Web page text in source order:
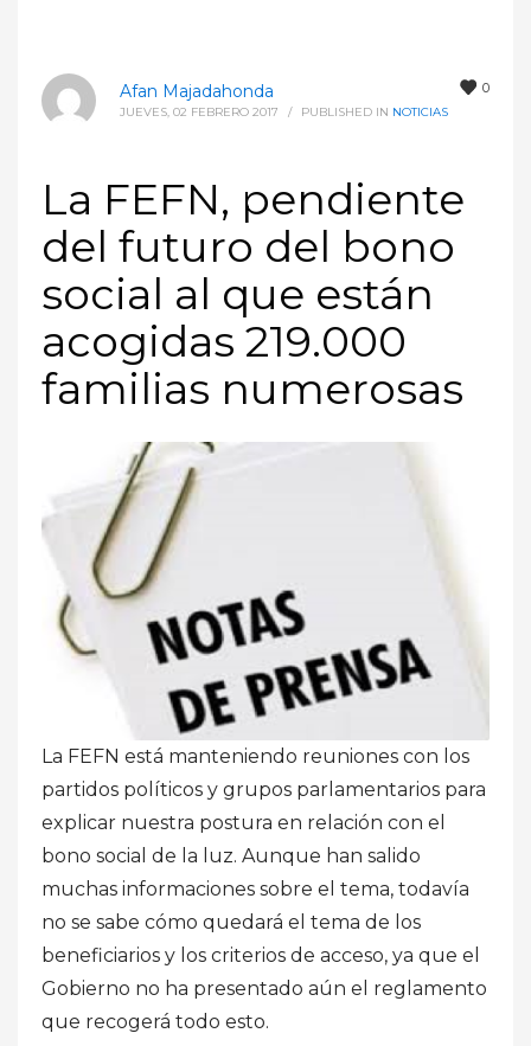
0
Afan Majadahonda
JUEVES, 02 FEBRERO 2017 / PUBLISHED IN NOTICIAS
La FEFN, pendiente
del futuro del bono
social al que están
acogidas 219.000
familias numerosas
La FEFN está manteniendo reuniones con los
partidos políticos y grupos parlamentarios para
explicar nuestra postura en relación con el
bono social de la luz. Aunque han salido
muchas informaciones sobre el tema, todavía
no se sabe cómo quedará el tema de los
beneficiarios y los criterios de acceso, ya que el
Gobierno no ha presentado aún el reglamento
que recogerá todo esto.